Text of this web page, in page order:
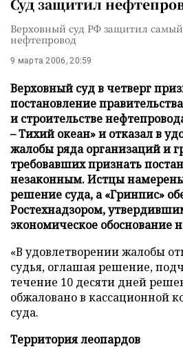
Суд защитил
Верховный суд РФ защитил
нефтепровод
9 марта 2006, 20:59
Верховный суд в четверг
постановление
и строительстве
– Тихий океан» и отказал в
жалобы ряда организаций и
требовавших признать
незаконным. Истцы
решение суда, а «Гринпис»
Ростехнадзором,
экономическое обоснование
«В удовлетворении жалобы
судья, оглашая решение,
течение 10 десяти дней
обжаловано в кассационной
суда.
Территория леопардов